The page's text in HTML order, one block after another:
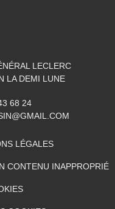
LECLERC
LA DEMI LUNE
68 24
LÉGALES
CONTENU INAPPROPRIÉ